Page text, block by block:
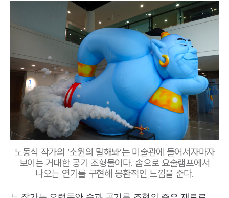
노동식 작가의 ‘소원의 말해봐’는 미술관에 들어서자마자
보이는 거대한 공기 조형물이다. 솜으로 요술램프에서
나오는 연기를 구현해 몽환적인 느낌을 준다.